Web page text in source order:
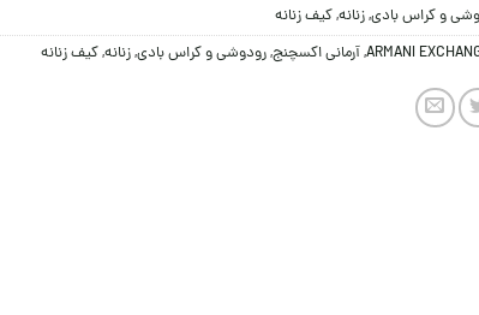
و کراس بادی,زنانه,کیف زنانه
ARMANI
,آرمانی اکسچنج,رودوشی و کراس بادی,زنانه,کیف زنانه